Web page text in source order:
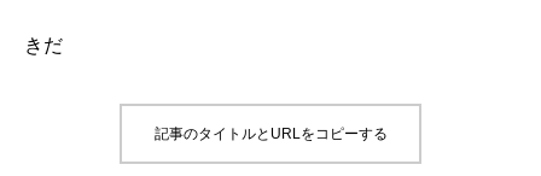
きだ
記事のタイトルとURLをコピーする